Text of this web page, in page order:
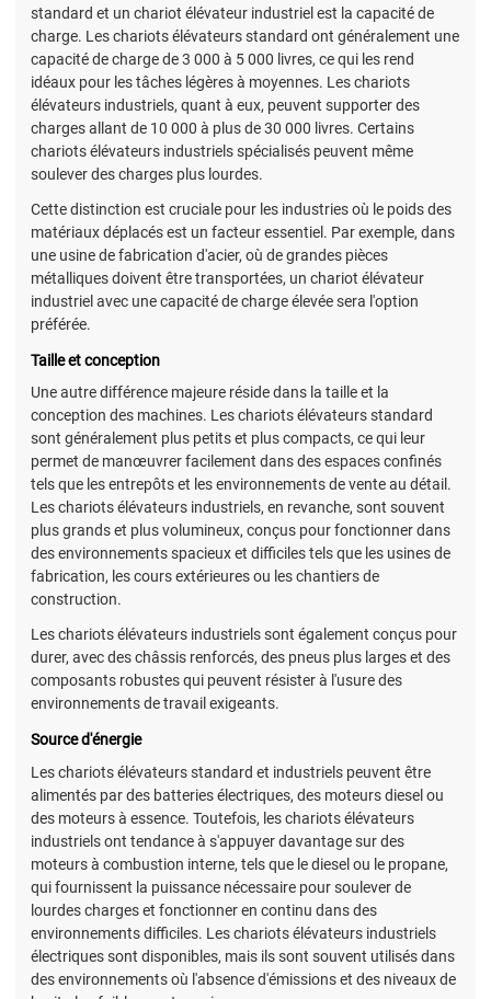
standard et un chariot élévateur industriel est la capacité de
charge. Les chariots élévateurs standard ont généralement une
capacité de charge de 3 000 à 5 000 livres, ce qui les rend
idéaux pour les tâches légères à moyennes. Les chariots
élévateurs industriels, quant à eux, peuvent supporter des
charges allant de 10 000 à plus de 30 000 livres. Certains
chariots élévateurs industriels spécialisés peuvent même
soulever des charges plus lourdes.
Cette distinction est cruciale pour les industries où le poids des
matériaux déplacés est un facteur essentiel. Par exemple, dans
une usine de fabrication d'acier, où de grandes pièces
métalliques doivent être transportées, un chariot élévateur
industriel avec une capacité de charge élevée sera l'option
préférée.
Taille et conception
Une autre différence majeure réside dans la taille et la
conception des machines. Les chariots élévateurs standard
sont généralement plus petits et plus compacts, ce qui leur
permet de manœuvrer facilement dans des espaces confinés
tels que les entrepôts et les environnements de vente au détail.
Les chariots élévateurs industriels, en revanche, sont souvent
plus grands et plus volumineux, conçus pour fonctionner dans
des environnements spacieux et difficiles tels que les usines de
fabrication, les cours extérieures ou les chantiers de
construction.
Les chariots élévateurs industriels sont également conçus pour
durer, avec des châssis renforcés, des pneus plus larges et des
composants robustes qui peuvent résister à l'usure des
environnements de travail exigeants.
Source d'énergie
Les chariots élévateurs standard et industriels peuvent être
alimentés par des batteries électriques, des moteurs diesel ou
des moteurs à essence. Toutefois, les chariots élévateurs
industriels ont tendance à s'appuyer davantage sur des
moteurs à combustion interne, tels que le diesel ou le propane,
qui fournissent la puissance nécessaire pour soulever de
lourdes charges et fonctionner en continu dans des
environnements difficiles. Les chariots élévateurs industriels
électriques sont disponibles, mais ils sont souvent utilisés dans
des environnements où l'absence d'émissions et des niveaux de